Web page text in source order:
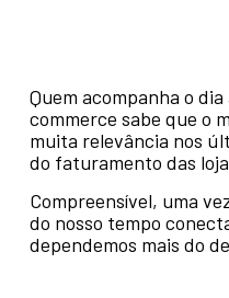
Quem acompanha o
commerce sabe que o
muita relevância nos
do faturamento das
Compreensível, uma
do nosso tempo
dependemos mais do